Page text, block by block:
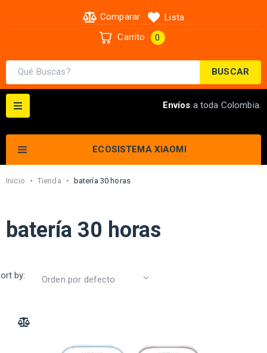
BUSCAR
Comparar
Lista
Carrito
0
ECOSISTEMA XIAOMI
Envíos a toda Colombia.
Inicio • Tienda • batería 30 horas
batería 30 horas
by: